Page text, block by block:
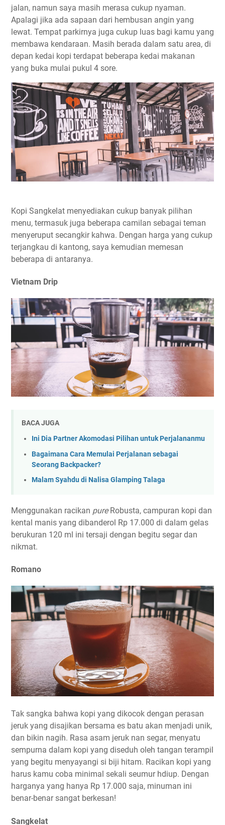
jalan, namun saya masih merasa cukup nyaman.
Apalagi jika ada sapaan dari hembusan angin yang
lewat. Tempat parkirnya juga cukup luas bagi kamu yang
membawa kendaraan. Masih berada dalam satu area, di
depan kedai kopi terdapat beberapa kedai makanan
yang buka mulai pukul 4 sore.
Kopi Sangkelat menyediakan cukup banyak pilihan
menu, termasuk juga beberapa camilan sebagai teman
menyeruput secangkir kahwa. Dengan harga yang cukup
terjangkau di kantong, saya kemudian memesan
beberapa di antaranya.
Vietnam Drip
BACA JUGA
Ini Dia Partner Akomodasi Pilihan untuk Perjalananmu
Bagaimana Cara Memulai Perjalanan sebagai
Seorang Backpacker?
Malam Syahdu di Nalisa Glamping Talaga
Menggunakan racikan pureRobusta, campuran kopi dan
kental manis yang dibanderol Rp 17.000 di dalam gelas
berukuran 120 ml ini tersaji dengan begitu segar dan
nikmat.
Romano
Tak sangka bahwa kopi yang dikocok dengan perasan
jeruk yang disajikan bersama es batu akan menjadi unik,
dan bikin nagih. Rasa asam jeruk nan segar, menyatu
sempurna dalam kopi yang diseduh oleh tangan terampil
yang begitu menyayangi si biji hitam. Racikan kopi yang
harus kamu coba minimal sekali seumur hdiup. Dengan
harganya yang hanya Rp 17.000 saja, minuman ini
benar-benar sangat berkesan!
Sangkelat